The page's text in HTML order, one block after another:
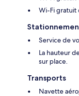
Wi-Fi gratuit
Service de
La hauteur
sur place.
Transports
Navette